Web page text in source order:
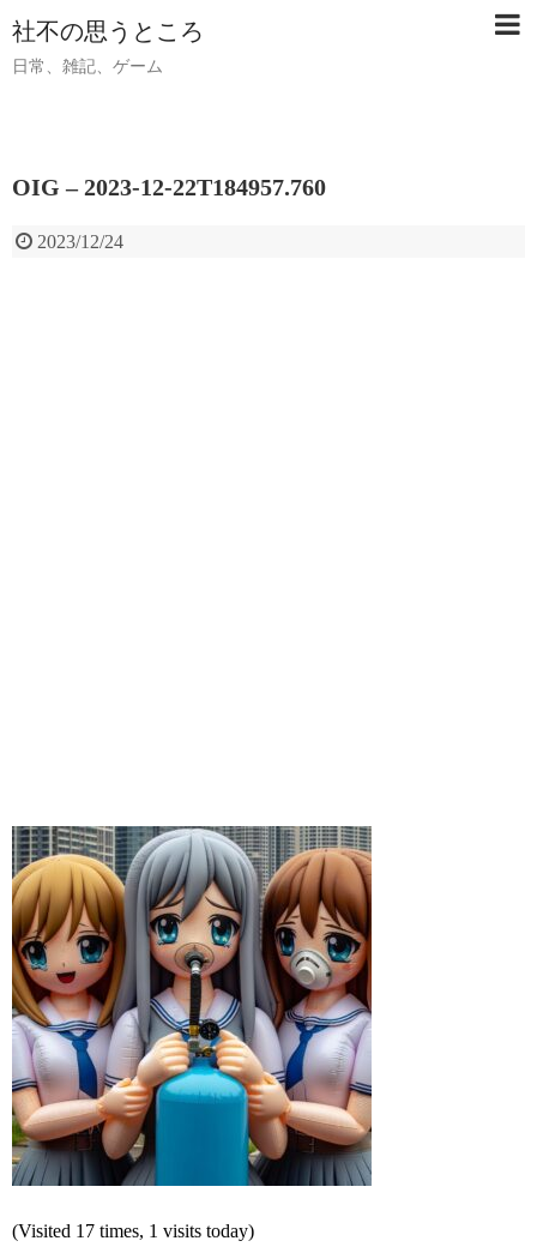
社不の思うところ
日常、雑記、ゲーム
OIG – 2023-12-22T184957.760
2023/12/24
(Visited 17 times, 1 visits today)